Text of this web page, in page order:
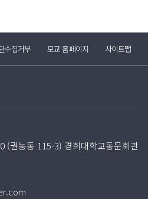
수집거부 모교 홈페이지 사이트맵
(권농동 115-3) 경희대학교동문회관